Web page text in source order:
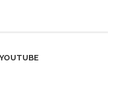
YOUTUBE